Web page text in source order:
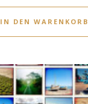
IN DEN WARENKORB